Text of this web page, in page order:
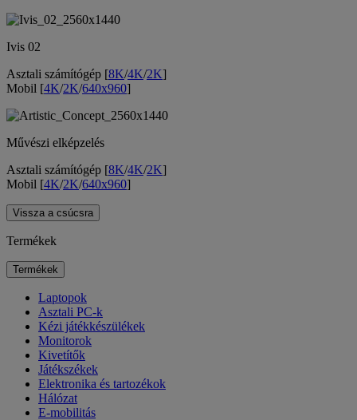
Ivis 02
Asztali számítógép [8K/4K/2K]
Mobil [4K/2K/640x960]
Művészi elképzelés
Asztali számítógép [8K/4K/2K]
Mobil [4K/2K/640x960]
Vissza a csúcsra
Termékek
Termékek
Laptopok
Asztali PC-k
Kézi játékkészülékek
Monitorok
Kivetítők
Játékszékek
Elektronika és tartozékok
Hálózat
E-mobilitás